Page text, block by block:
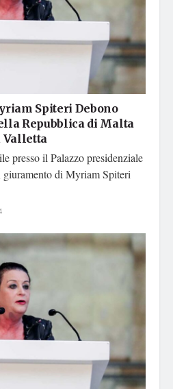
Spiteri Debono
Repubblica di Malta
Valletta
presso il Palazzo presidenziale
di Myriam Spiteri